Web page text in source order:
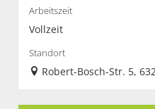
Arbeitszeit
Vollzeit
Standort
Robert-Bosch-Str. 5,